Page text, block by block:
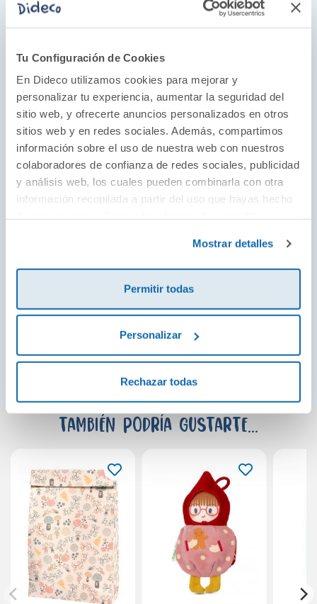
Tu Configuración de Cookies
En Dideco utilizamos cookies para mejorar y
personalizar tu experiencia, aumentar la seguridad del
sitio web, y ofrecerte anuncios personalizados en otros
sitios web y en redes sociales. Además, compartimos
información sobre el uso de nuestra web con nuestros
colaboradores de confianza de redes sociales, publicidad
y análisis web, los cuales pueden combinarla con otra
información recopilada a partir del uso que hayas hecho
Mostrar detalles
Permitir todas
Personalizar
Rechazar todas
Un mundo por descubrir
Fundada en 1995, Lilliputiens ha convertido el
juguete de tela en su seña de identidad. Con
una estética llena de colores y texturas, es una
de las marcas aliadas de los más pequeños de
la casa para descubrir el mundo que les rodea
a través del juego simbólico, los peluches de
actividades y sus personajes, que siempre
acompañan a niños y niñas en su aprendizaje.
¡Ver todo!
También podría gustarte...